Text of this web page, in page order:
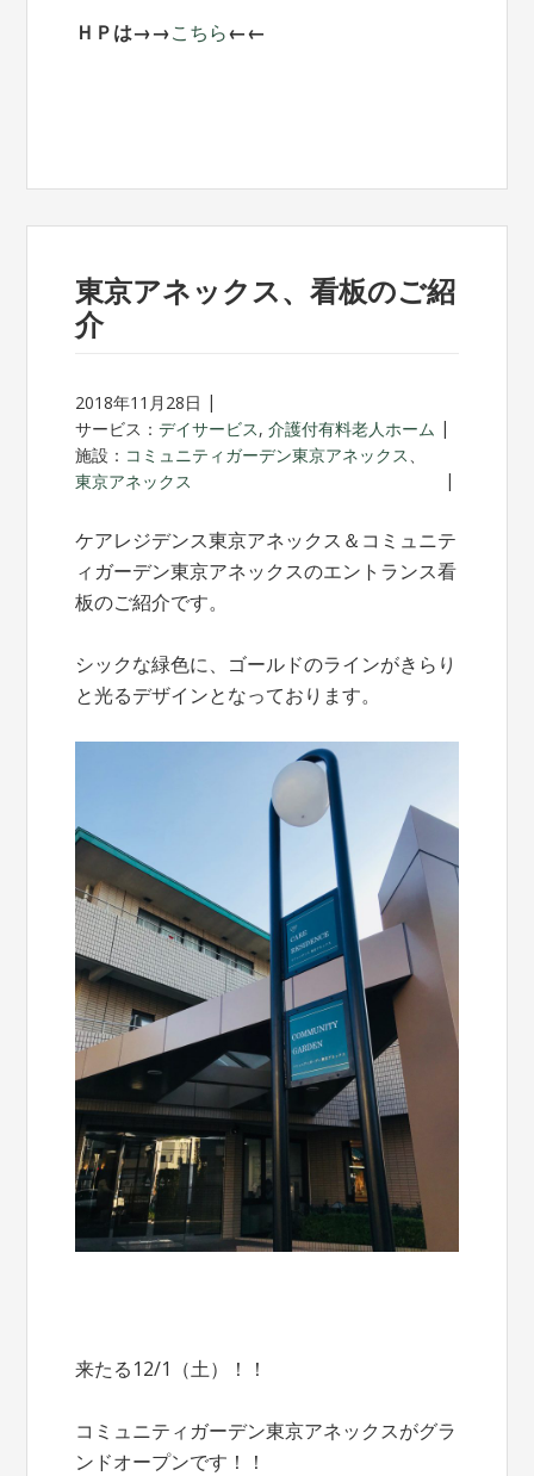
ＨＰは→→こちら←←
東京アネックス、看板のご紹
介
2018年11月28日
サービス：デイサービス,介護付有料老人ホーム
施設： コミュニティガーデン東京アネックス
東京アネックス
ケアレジデンス東京アネックス＆コミュニテ
ィガーデン東京アネックスのエントランス看
板のご紹介です。
シックな緑色に、ゴールドのラインがきらり
と光るデザインとなっております。
来たる12/1（土）！！
コミュニティガーデン東京アネックスがグラ
ンドオープンです！！